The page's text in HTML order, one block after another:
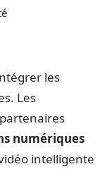
les
Les
numériques
intelligente